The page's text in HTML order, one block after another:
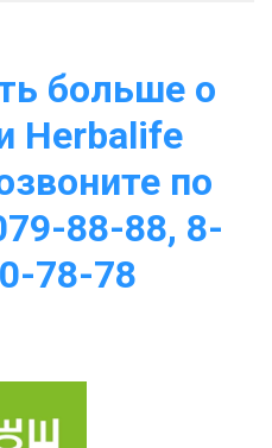
больше о
Herbalife
по
88-88, 8-
78-78